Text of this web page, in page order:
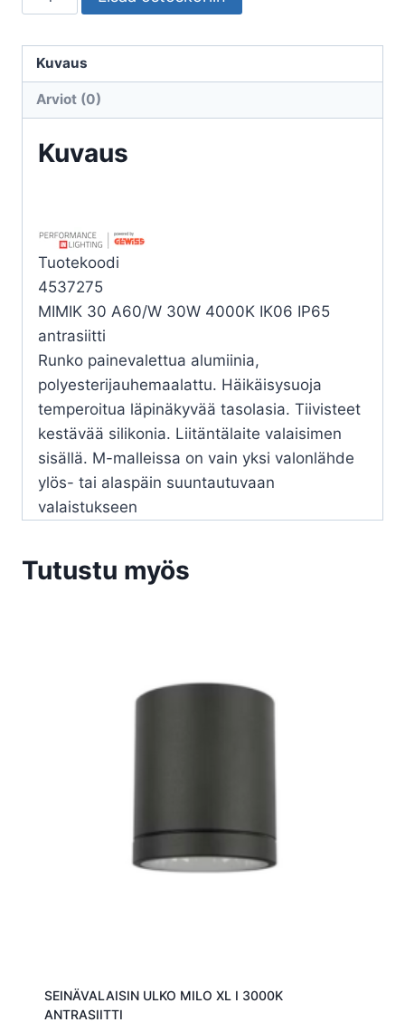
ULKO
30
A60/W
määrä
Kuvaus
Arviot (0)
Kuvaus
Tuotekoodi
4537275
MIMIK 30 A60/W 30W 4000K IK06 IP65
antrasiitti
Runko painevalettua alumiinia,
polyesterijauhemaalattu. Häikäisysuoja
temperoitua läpinäkyvää tasolasia. Tiivisteet
kestävää silikonia. Liitäntälaite valaisimen
sisällä. M-malleissa on vain yksi valonlähde
ylös- tai alaspäin suuntautuvaan
valaistukseen
Tutustu myös
SEINÄVALAISIN ULKO MILO XL I 3000K
ANTRASIITTI